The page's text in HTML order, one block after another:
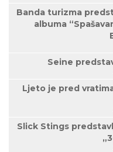
Banda turizma
albuma
Seine
Ljeto je pred
Slick Stings